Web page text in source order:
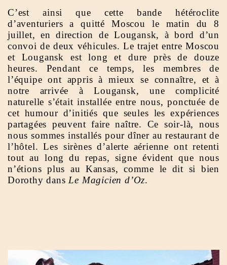
C’est ainsi que cette bande hétéroclite
d’aventuriers a quitté Moscou le matin du 8
juillet, en direction de Lougansk, à bord d’un
convoi de deux véhicules. Le trajet entre Moscou
et Lougansk est long et dure près de douze
heures. Pendant ce temps, les membres de
l’équipe ont appris à mieux se connaître, et à
notre arrivée à Lougansk, une complicité
naturelle s’était installée entre nous, ponctuée de
cet humour d’initiés que seules les expériences
partagées peuvent faire naître. Ce soir-là, nous
nous sommes installés pour dîner au restaurant de
l’hôtel. Les sirènes d’alerte aérienne ont retenti
tout au long du repas, signe évident que nous
n’étions plus au Kansas, comme le dit si bien
Dorothy dans Le Magicien d’Oz.